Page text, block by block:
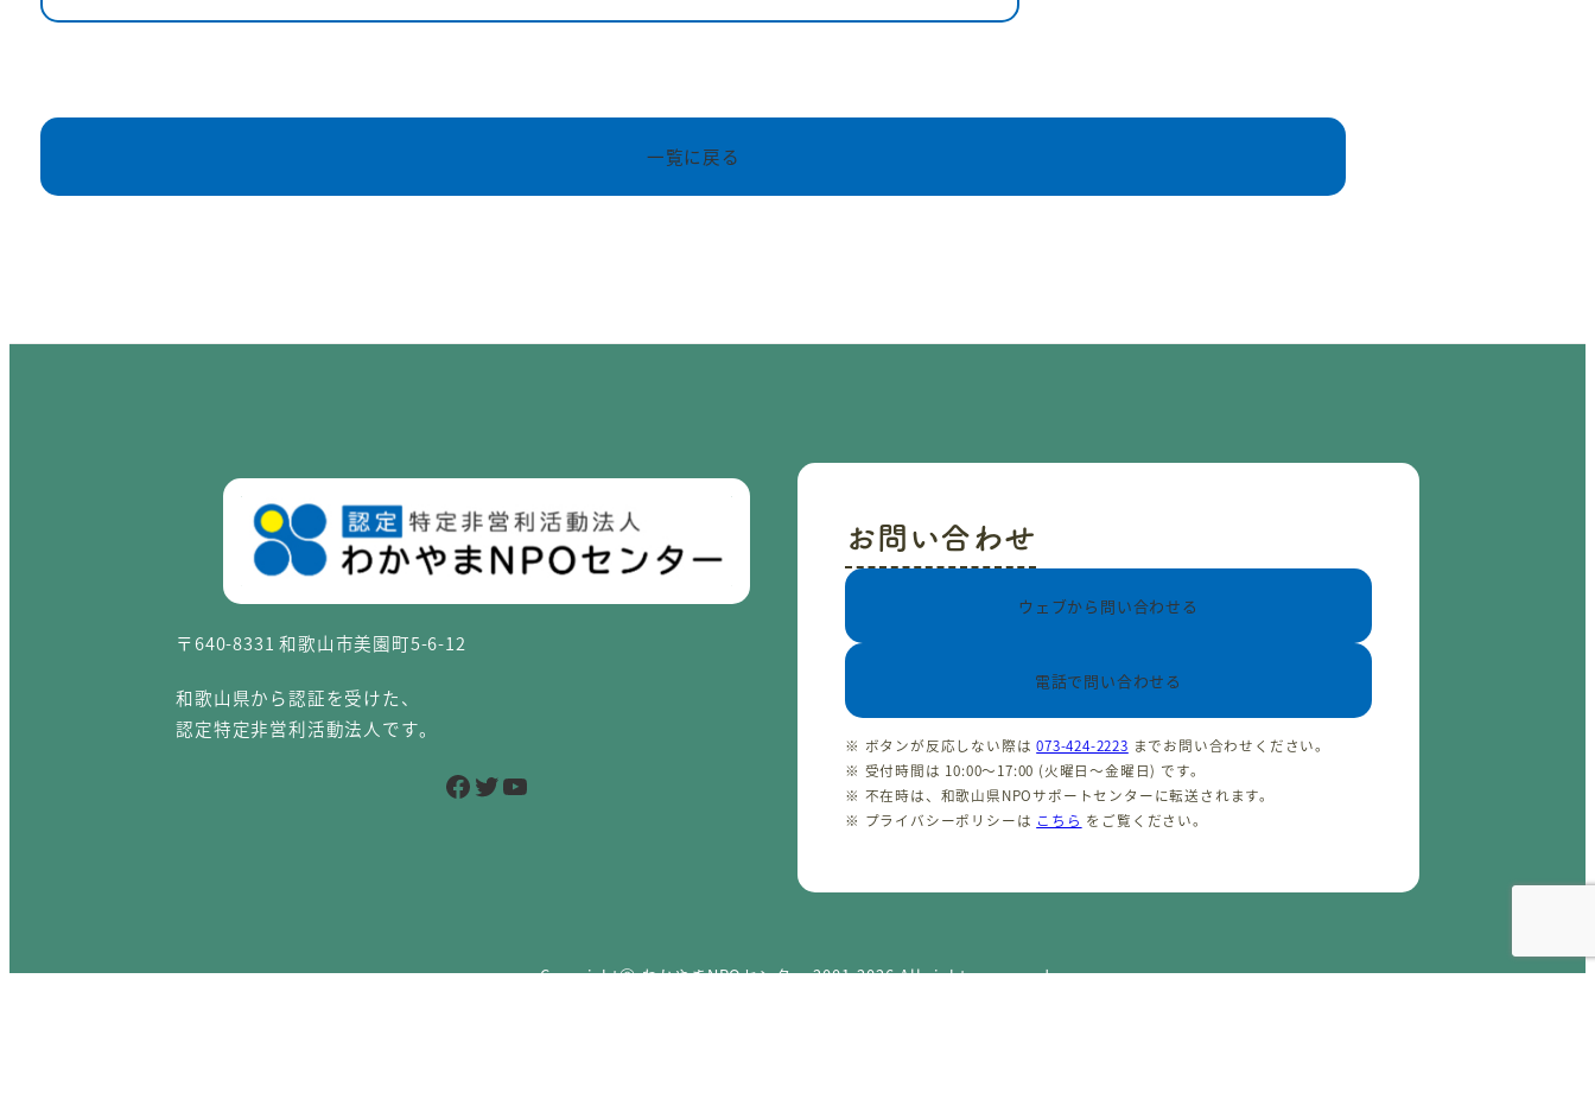
一覧に戻る
〒640-8331 和歌山市美園町5-6-12
和歌山県から認証を受けた、
認定特定非営利活動法人です。
Facebook Twitter YouTube
お問い合わせ
ウェブから問い合わせる
電話で問い合わせる
※ ボタンが反応しない際は073-424-2223 までお問い合わせください。
※ 受付時間は 10:00〜17:00 (火曜日〜金曜日) です。
※ 不在時は、和歌山県NPOサポートセンターに転送されます。
※ プライバシーポリシーは こちら をご覧ください。
CopyrightⒸ わかやまNPOセンター 2001-2026 All rights reserved.